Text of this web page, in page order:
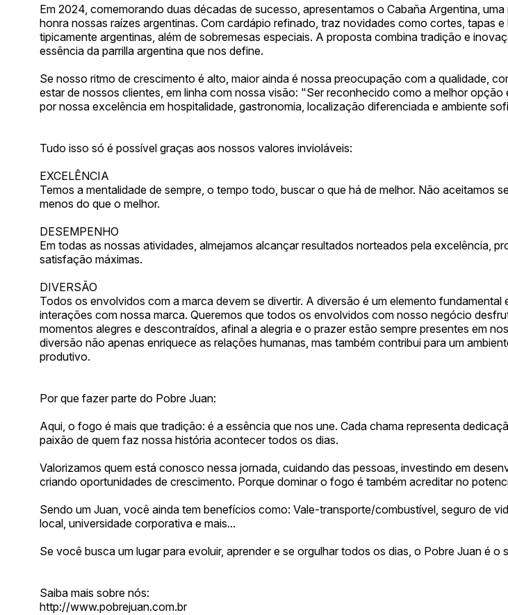
Em 2024, comemorando duas décadas de sucesso, apresentamos o Cabaña Argentina,
honra nossas raízes argentinas. Com cardápio refinado, traz novidades como cortes, tapas e
tipicamente argentinas, além de sobremesas especiais. A proposta combina tradição e
essência da parrilla argentina que nos define.
Se nosso ritmo de crescimento é alto, maior ainda é nossa preocupação com a qualidade,
estar de nossos clientes, em linha com nossa visão: "Ser reconhecido como a melhor opção
por nossa excelência em hospitalidade, gastronomia, localização diferenciada e ambiente
Tudo isso só é possível graças aos nossos valores invioláveis:
EXCELÊNCIA
Temos a mentalidade de sempre, o tempo todo, buscar o que há de melhor. Não aceitamos
menos do que o melhor.
DESEMPENHO
Em todas as nossas atividades, almejamos alcançar resultados norteados pela excelência,
satisfação máximas.
DIVERSÃO
Todos os envolvidos com a marca devem se divertir. A diversão é um elemento fundamental
interações com nossa marca. Queremos que todos os envolvidos com nosso negócio
momentos alegres e descontraídos, afinal a alegria e o prazer estão sempre presentes em
diversão não apenas enriquece as relações humanas, mas também contribui para um
produtivo.
Por que fazer parte do Pobre Juan:
Aqui, o fogo é mais que tradição: é a essência que nos une. Cada chama representa
paixão de quem faz nossa história acontecer todos os dias.
Valorizamos quem está conosco nessa jornada, cuidando das pessoas, investindo em
criando oportunidades de crescimento. Porque dominar o fogo é também acreditar no
Sendo um Juan, você ainda tem benefícios como: Vale-transporte/combustível, seguro de
local, universidade corporativa e mais...
Se você busca um lugar para evoluir, aprender e se orgulhar todos os dias, o Pobre Juan é o
Saiba mais sobre nós:
http://www.pobrejuan.com.br